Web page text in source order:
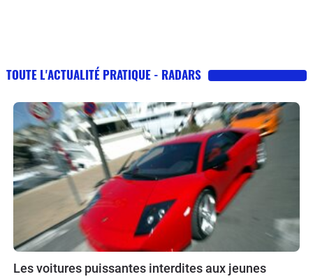
TOUTE L'ACTUALITÉ PRATIQUE - RADARS
Les voitures puissantes interdites aux jeunes